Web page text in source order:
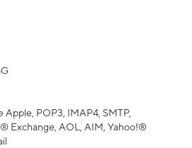
Apple, POP3, IMAP4, SMTP,
Exchange, AOL, AIM, Yahoo!®